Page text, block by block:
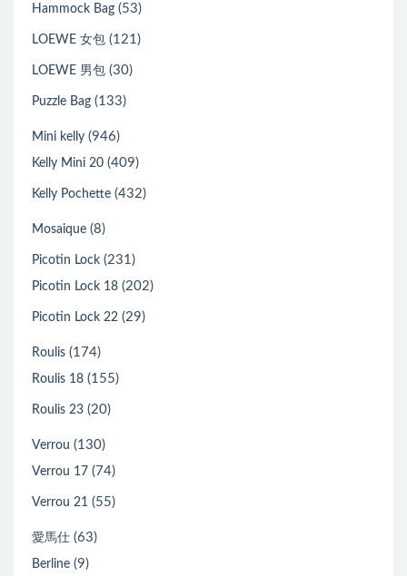
Hammock Bag (53)
LOEWE 女包 (121)
LOEWE 男包 (30)
Puzzle Bag (133)
Mini kelly (946)
Kelly Mini 20 (409)
Kelly Pochette (432)
Mosaique (8)
Picotin Lock (231)
Picotin Lock 18 (202)
Picotin Lock 22 (29)
Roulis (174)
Roulis 18 (155)
Roulis 23 (20)
Verrou (130)
Verrou 17 (74)
Verrou 21 (55)
愛馬仕 (63)
Berline (9)